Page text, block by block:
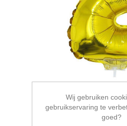
Wij gebruiken
gebruikservaring te
goed?